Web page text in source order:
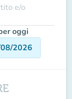
e/o
oggi
2026